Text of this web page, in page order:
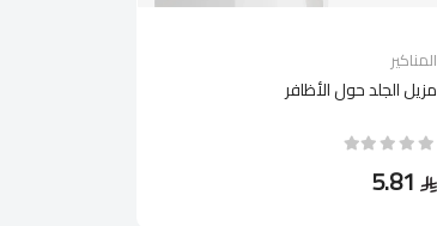
المناكير
مزيل الجلد حول الأظافر
5.81